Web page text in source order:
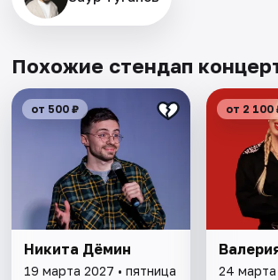
Похожие стендап
от 500 ₽
Никита Дёмин
19 марта 2027 • пятница
от 2 100
24 марта